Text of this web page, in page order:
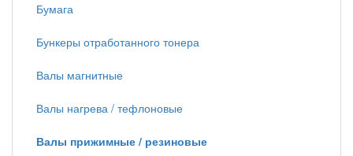
Бумага
Бункеры отработанного тонера
Валы магнитные
Валы нагрева / тефлоновые
Валы прижимные / резиновые